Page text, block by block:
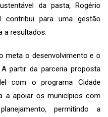
da pasta, Rogério
contribui para uma gestão
a resultados.
meta o desenvolvimento e o
partir da parceria proposta
com o programa Cidade
a apoiar os municípios com
permitindo a